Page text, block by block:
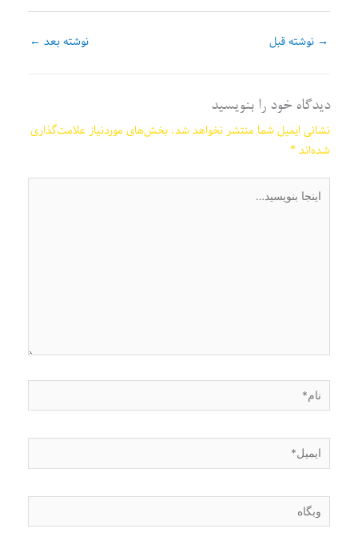
→ نوشته قبل نوشته بعد ←
دیدگاه‌ خود را بنویسید
نشانی ایمیل شما منتشر نخواهد شد. بخش‌های موردنیاز علامت‌گذاری
شده‌اند*
بنویسید…
نام*
ایمیل*
وبگاه